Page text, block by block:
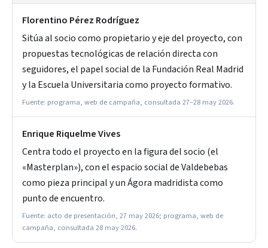
Florentino Pérez Rodríguez
Sitúa al socio como propietario y eje del proyecto, con
propuestas tecnológicas de relación directa con
seguidores, el papel social de la Fundación Real Madrid
y la Escuela Universitaria como proyecto formativo.
Fuente: programa, web de campaña, consultada 27–28 may 2026.
Enrique Riquelme Vives
Centra todo el proyecto en la figura del socio (el
«Masterplan»), con el espacio social de Valdebebas
como pieza principal y un Ágora madridista como
punto de encuentro.
Fuente: acto de presentación, 27 may 2026; programa, web de
campaña, consultada 28 may 2026.